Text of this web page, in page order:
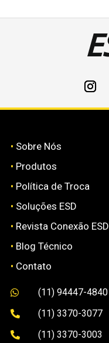
• Sobre Nós
• Produtos
• Política de Troca
• Soluções ESD
• Revista Conexão ESD
• Blog Técnico
• Contato
 (11) 94447-4840
 (11) 3370-3077
 (11) 3370-3003